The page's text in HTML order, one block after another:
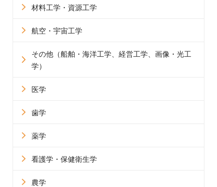
材料工学・資源工学
航空・宇宙工学
その他 （船舶・海洋工学、経営工学、画像・光工
学）
医学
歯学
薬学
看護学・保健衛生学
農学